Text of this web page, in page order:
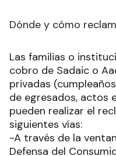
Dónde y cómo
Las familias o
cobro de Sadaic o
privadas
de egresados, actos
pueden realizar el
siguientes vías:
-A través de la
Defensa del